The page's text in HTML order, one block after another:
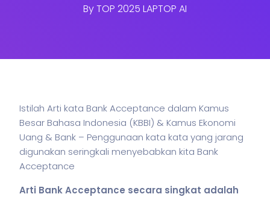
ByTOP 2025 LAPTOP AI
Istilah Arti kata Bank Acceptance dalam Kamus
Besar Bahasa Indonesia (KBBI) & Kamus Ekonomi
Uang & Bank – Penggunaan kata kata yang jarang
digunakan seringkali menyebabkan kita Bank
Acceptance
Arti Bank Acceptance secara singkat adalah